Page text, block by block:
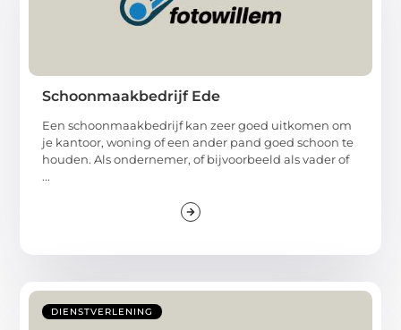
Schoonmaakbedrijf Ede
Een schoonmaakbedrijf kan zeer goed uitkomen om
je kantoor, woning of een ander pand goed schoon te
houden. Als ondernemer, of bijvoorbeeld als vader of
...
DIENSTVERLENING